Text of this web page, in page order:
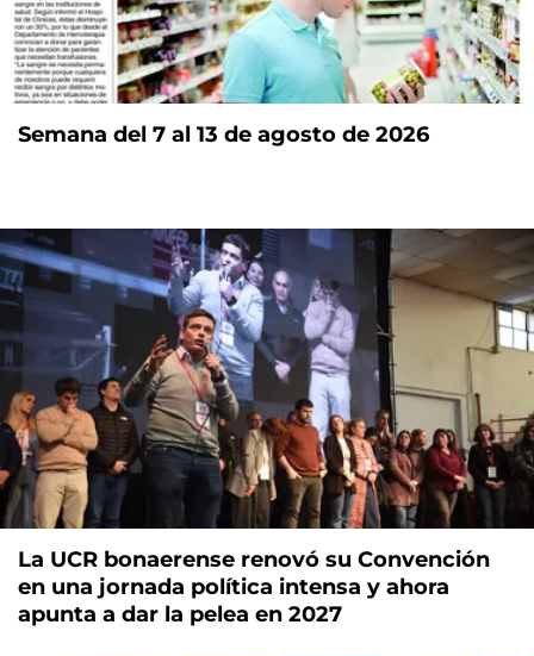
Semana del 7 al 13 de agosto de 2026
La UCR bonaerense renovó su Convención
en una jornada política intensa y ahora
apunta a dar la pelea en 2027